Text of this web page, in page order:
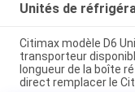
Unités de
Citimax modèle D6
transporteur
longueur de la boîte
direct remplacer le